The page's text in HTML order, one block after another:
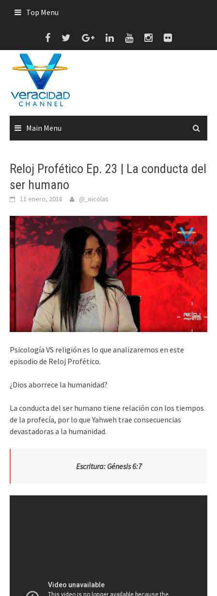
Top Menu
Main Menu
Reloj Profético Ep. 23 | La conducta del
ser humano
11 enero, 2018 @_nicolas
Psicología VS religión es lo que analizaremos en este
episodio de Reloj Profético.
¿Dios aborrece la humanidad?
La conducta del ser humano tiene relación con los tiempos
de la profecía, por lo que Yahweh trae consecuencias
devastadoras a la humanidad.
Escritura: Génesis 6:7